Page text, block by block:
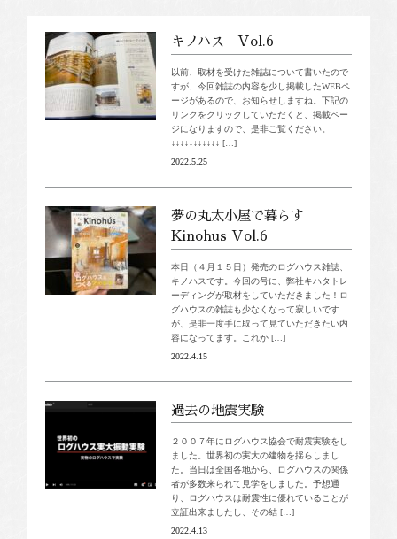
キノハス Vol.6
以前、取材を受けた雑誌について書いたので
すが、今回雑誌の内容を少し掲載したWEBペ
ージがあるので、お知らせしますね。下記の
リンクをクリックしていただくと、掲載ペー
ジになりますので、是非ご覧ください。
↓↓↓↓↓↓↓↓↓↓↓ […]
2022.5.25
夢の丸太小屋で暮らす
Kinohus Vol.6
本日（４月１５日）発売のログハウス雑誌、
キノハスです。今回の号に、弊社キハタトレ
ーディングが取材をしていただきました！ロ
グハウスの雑誌も少なくなって寂しいです
が、是非一度手に取って見ていただきたい内
容になってます。これか […]
2022.4.15
過去の地震実験
２００７年にログハウス協会で耐震実験をし
ました。世界初の実大の建物を揺らしまし
た。当日は全国各地から、ログハウスの関係
者が多数来られて見学をしました。予想通
り、ログハウスは耐震性に優れていることが
立証出来ましたし、その結 […]
2022.4.13